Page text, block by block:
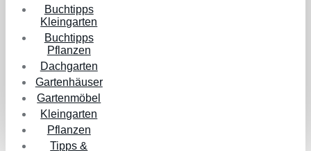
Buchtipps
Kleingarten
Buchtipps
Pflanzen
Dachgarten
Gartenhäuser
Gartenmöbel
Kleingarten
Pflanzen
Tipps &